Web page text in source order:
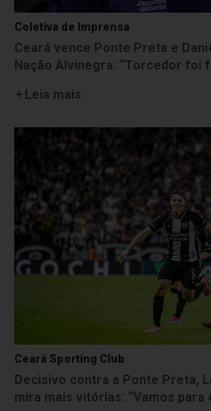
Coletiva de Imprensa
Ceará vence Ponte Preta e
Nação Alvinegra: “Torcedor foi
Leia mais
Ceará Sporting Club
Decisivo contra a Ponte Preta,
mira mais vitórias: “Vamos para